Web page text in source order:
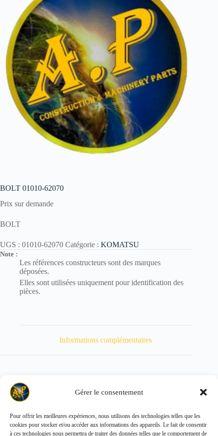
Gérer le consentement
Pour offrir les meilleures expériences, nous utilisons des technologies telles que les
cookies pour stocker et/ou accéder aux informations des appareils. Le fait de consentir
à ces technologies nous permettra de traiter des données telles que le comportement de
BOLT 01010-62070
Prix sur demande
BOLT
UGS : 01010-62070 Catégorie : KOMATSU
Note :
Les références constructeurs sont des marques
déposées.
Elles sont utilisées uniquement pour identification des
pièces.
Informations complémentaires
Poids 215 kg
Copyright © 2026 - ALL PARTS FRANCE SAS